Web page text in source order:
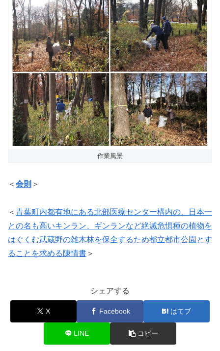
作業風景
＜ 会則 ＞
＜ 青葉町内都有地にある北部医療センター構内の、日本一
との名も高いキンラン、ギンランなど絶滅危惧種の植物を
はぐくむ武蔵野の雑木林を保全するため都立都市公園とす
ることを求める陳情書 ＞
シェアする
X Facebook はてブ
LINE コピー